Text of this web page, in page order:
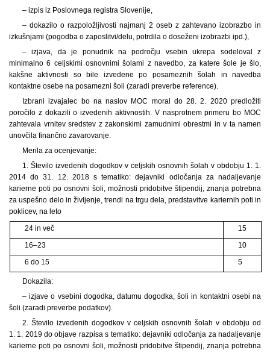
– izpis iz Poslovnega registra Slovenije,
– dokazilo o razpoložljivosti najmanj 2 oseb z zahtevano izobrazbo in
izkušnjami (pogodba o zaposlitvi/delu, potrdila o doseženi izobrazbi ipd.),
– izjava, da je ponudnik na področju vsebin ukrepa sodeloval z
minimalno 6 celjskimi osnovnimi šolami z navedbo, za katere šole je šlo,
kakšne aktivnosti so bile izvedene po posameznih šolah in navedba
kontaktne osebe na posamezni šoli (zaradi preverbe reference).
Izbrani izvajalec bo na naslov MOC moral do 28. 2. 2020 predložiti
poročilo z dokazili o izvedenih aktivnostih. V nasprotnem primeru bo MOC
zahtevala vrnitev sredstev z zakonskimi zamudnimi obrestmi in v ta namen
unovčila finančno zavarovanje.
Merila za ocenjevanje:
1. Število izvedenih dogodkov v celjskih osnovnih šolah v obdobju 1. 1.
2014 do 31. 12. 2018 s tematiko: dejavniki odločanja za nadaljevanje
karierne poti po osnovni šoli, možnosti pridobitve štipendij, znanja potrebna
za uspešno delo in življenje, trendi na trgu dela, predstavitve kariernih poti in
poklicev, na leto
24 in več
15
16–23
10
6 do 15
5
Dokazila:
– izjave o vsebini dogodka, datumu dogodka, šoli in kontaktni osebi na
šoli (zaradi preverbe podatkov).
2. Število izvedenih dogodkov v celjskih osnovnih šolah v obdobju od
1. 1. 2019 do objave razpisa s tematiko: dejavniki odločanja za nadaljevanje
karierne poti po osnovni šoli, možnosti pridobitve štipendij, znanja potrebna